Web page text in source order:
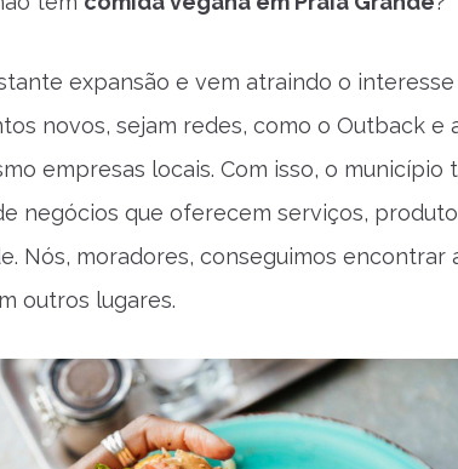
expansão e vem atraindo o interesse
novos, sejam redes, como o Outback e
empresas locais. Com isso, o município
negócios que oferecem serviços,
Nós, moradores, conseguimos encontrar
outros lugares.